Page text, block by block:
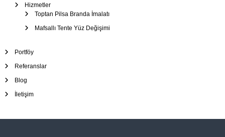
Hizmetler
Toptan Pilsa Branda İmalatı
Mafsallı Tente Yüz Değişimi
Portföy
Referanslar
Blog
İletişim